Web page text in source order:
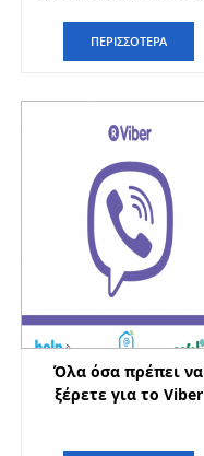
ΠΕΡΙΣΣΟΤΕΡΑ
Όλα όσα πρέπει να
ξέρετε για το Viber